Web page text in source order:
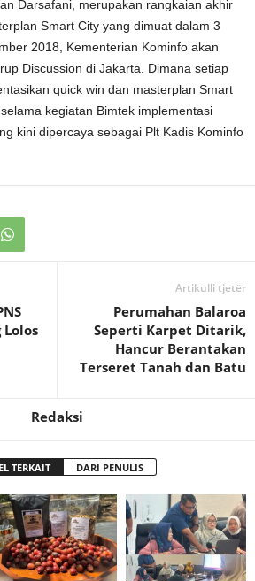
Darsafani, merupakan rangkaian akhir
Smart City yang dimuat dalam 3
2018, Kementerian Kominfo akan
Discussion di Jakarta. Dimana setiap
quick win dan masterplan Smart
kegiatan Bimtek implementasi
kini dipercaya sebagai Plt Kadis Kominfo
Lolos
Artikulli tjetër
Perumahan Balaroa
Seperti Karpet Ditarik,
Hancur Berantakan
Terseret Tanah dan Batu
Redaksi
TERKAIT DARI PENULIS